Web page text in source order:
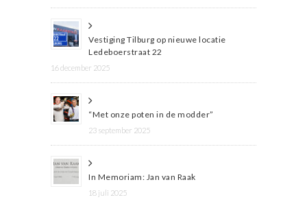
Vestiging Tilburg op nieuwe locatie
Ledeboerstraat 22
16 december 2025
“Met onze poten in de modder”
23 september 2025
In Memoriam: Jan van Raak
18 juli 2025